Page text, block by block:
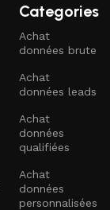
Categories
Achat
données brute
Achat
données leads
Achat
données
qualifiées
Achat
données
personnalisées